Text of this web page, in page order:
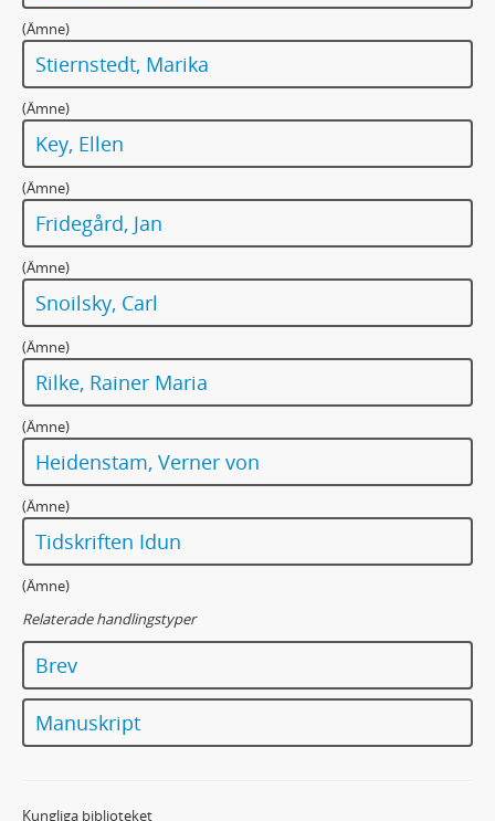
(Ämne)
Stiernstedt, Marika
(Ämne)
Key, Ellen
(Ämne)
Fridegård, Jan
(Ämne)
Snoilsky, Carl
(Ämne)
Rilke, Rainer Maria
(Ämne)
Heidenstam, Verner von
(Ämne)
Tidskriften Idun
(Ämne)
Relaterade handlingstyper
Brev
Manuskript
Kungliga biblioteket